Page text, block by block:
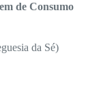
de Consumo
da Sé)